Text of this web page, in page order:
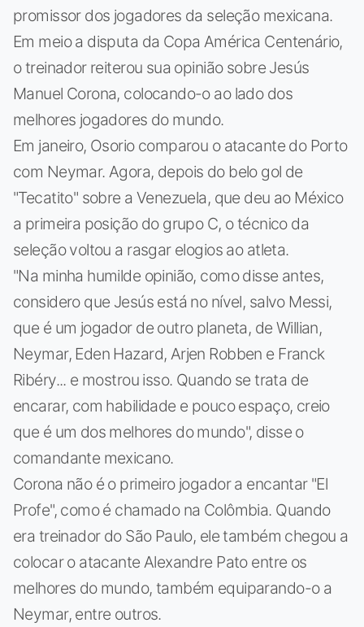
promissor dos jogadores da seleção mexicana.
Em meio a disputa da Copa América Centenário,
o treinador reiterou sua opinião sobre Jesús
Manuel Corona, colocando-o ao lado dos
melhores jogadores do mundo.
Em janeiro, Osorio comparou o atacante do Porto
com Neymar. Agora, depois do belo gol de
"Tecatito" sobre a Venezuela, que deu ao México
a primeira posição do grupo C, o técnico da
seleção voltou a rasgar elogios ao atleta.
"Na minha humilde opinião, como disse antes,
considero que Jesús está no nível, salvo Messi,
que é um jogador de outro planeta, de Willian,
Neymar, Eden Hazard, Arjen Robben e Franck
Ribéry... e mostrou isso. Quando se trata de
encarar, com habilidade e pouco espaço, creio
que é um dos melhores do mundo", disse o
comandante mexicano.
Corona não é o primeiro jogador a encantar "El
Profe", como é chamado na Colômbia. Quando
era treinador do São Paulo, ele também chegou a
colocar o atacante Alexandre Pato entre os
melhores do mundo, também equiparando-o a
Neymar, entre outros.